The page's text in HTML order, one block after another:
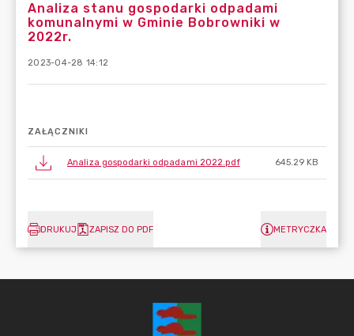
Analiza stanu gospodarki odpadami
komunalnymi w Gminie Bobrowniki w
2022r.
2023-04-28 14:12
ZAŁĄCZNIKI
Analiza gospodarki odpadami 2022.pdf 645.29 KB
DRUKUJ ZAPISZ DO PDF METRYCZKA